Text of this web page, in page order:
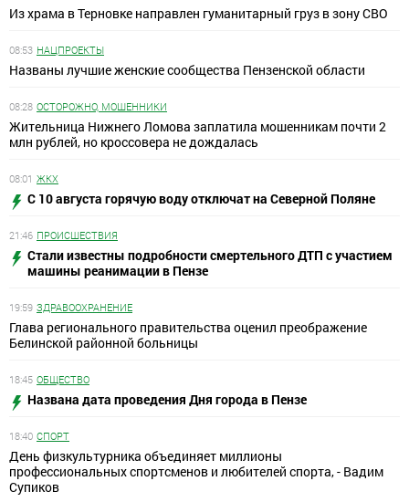
Из храма в Терновке направлен гуманитарный груз в зону СВО
08:53 НАЦПРОЕКТЫ
Названы лучшие женские сообщества Пензенской области
08:28 ОСТОРОЖНО, МОШЕННИКИ
Жительница Нижнего Ломова заплатила мошенникам почти 2
млн рублей, но кроссовера не дождалась
08:01 ЖКХ
С 10 августа горячую воду отключат на Северной Поляне
21:46 ПРОИСШЕСТВИЯ
Стали известны подробности смертельного ДТП с участием
машины реанимации в Пензе
19:59 ЗДРАВООХРАНЕНИЕ
Глава регионального правительства оценил преображение
Белинской районной больницы
18:45 ОБЩЕСТВО
Названа дата проведения Дня города в Пензе
18:40 СПОРТ
День физкультурника объединяет миллионы
профессиональных спортсменов и любителей спорта, - Вадим
Супиков